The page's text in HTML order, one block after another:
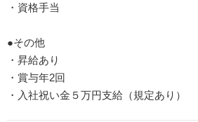
・資格手当
●その他
・昇給あり
・賞与年2回
・入社祝い金５万円支給（規定あり）